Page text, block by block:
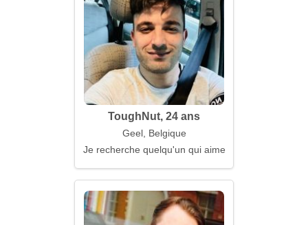
ToughNut, 24 ans
Geel, Belgique
Je recherche quelqu'un qui aime la sincérité